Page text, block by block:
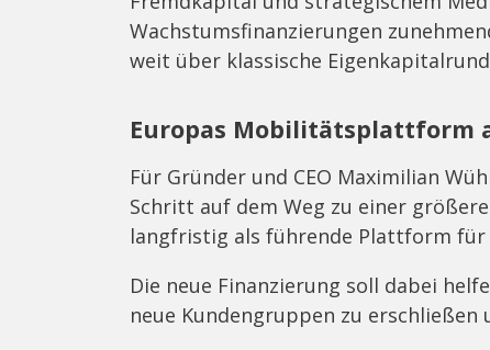
Wachstumsfinanzierungen
weit über klassische
Europas Mobilitätsplattform
Für Gründer und CEO Maximilian
Schritt auf dem Weg zu einer
langfristig als führende Plattform
Die neue Finanzierung soll dabei
neue Kundengruppen zu